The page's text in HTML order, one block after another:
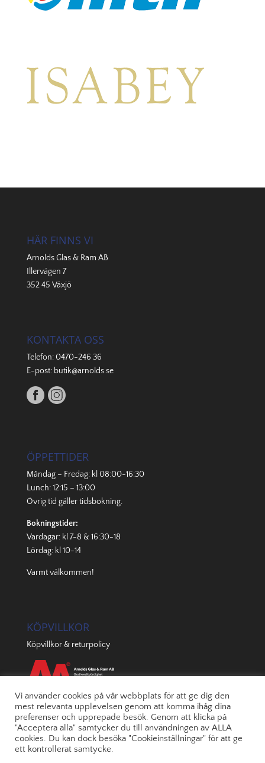
HÄR FINNS VI
Arnolds Glas & Ram AB
Illervägen 7
352 45 Växjö
KONTAKTA OSS
Telefon:0470-246 36
E-post: butik@arnolds.se
ÖPPETTIDER
Måndag – Fredag: kl 08:00-16:30
Lunch: 12:15 – 13:00
Övrig tid gällertidsbokning.
Bokningstider:
Vardagar: kl 7-8 & 16:30-18
Lördag: kl 10-14
Varmt välkommen!
KÖPVILLKOR
Köpvillkor & returpolicy
Vi använder cookies på vår webbplats för att ge dig den
mest relevanta upplevelsen genom att komma ihåg dina
preferenser och upprepade besök. Genom att klicka på
"Acceptera alla" samtycker du till användningen av ALLA
cookies. Du kan dock besöka "Cookieinställningar" för att ge
ett kontrollerat samtycke.